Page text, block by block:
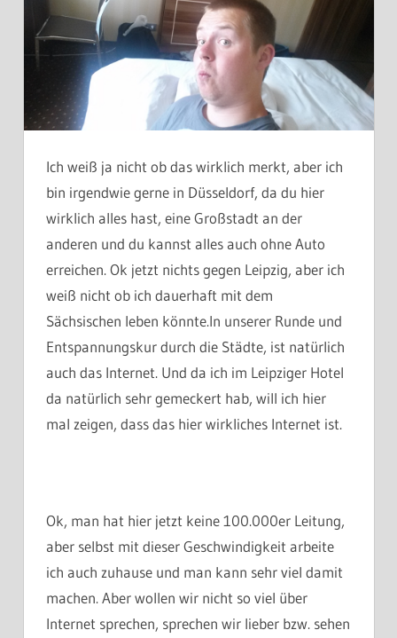
Ich weiß ja nicht ob das wirklich merkt, aber ich
bin irgendwie gerne in Düsseldorf, da du hier
wirklich alles hast, eine Großstadt an der
anderen und du kannst alles auch ohne Auto
erreichen. Ok jetzt nichts gegen Leipzig, aber ich
weiß nicht ob ich dauerhaft mit dem
Sächsischen leben könnte.In unserer Runde und
Entspannungskur durch die Städte, ist natürlich
auch das Internet. Und da ich im Leipziger Hotel
da natürlich sehr gemeckert hab, will ich hier
mal zeigen, dass das hier wirkliches Internet ist.
Ok, man hat hier jetzt keine 100.000er Leitung,
aber selbst mit dieser Geschwindigkeit arbeite
ich auch zuhause und man kann sehr viel damit
machen. Aber wollen wir nicht so viel über
Internet sprechen, sprechen wir lieber bzw. sehen